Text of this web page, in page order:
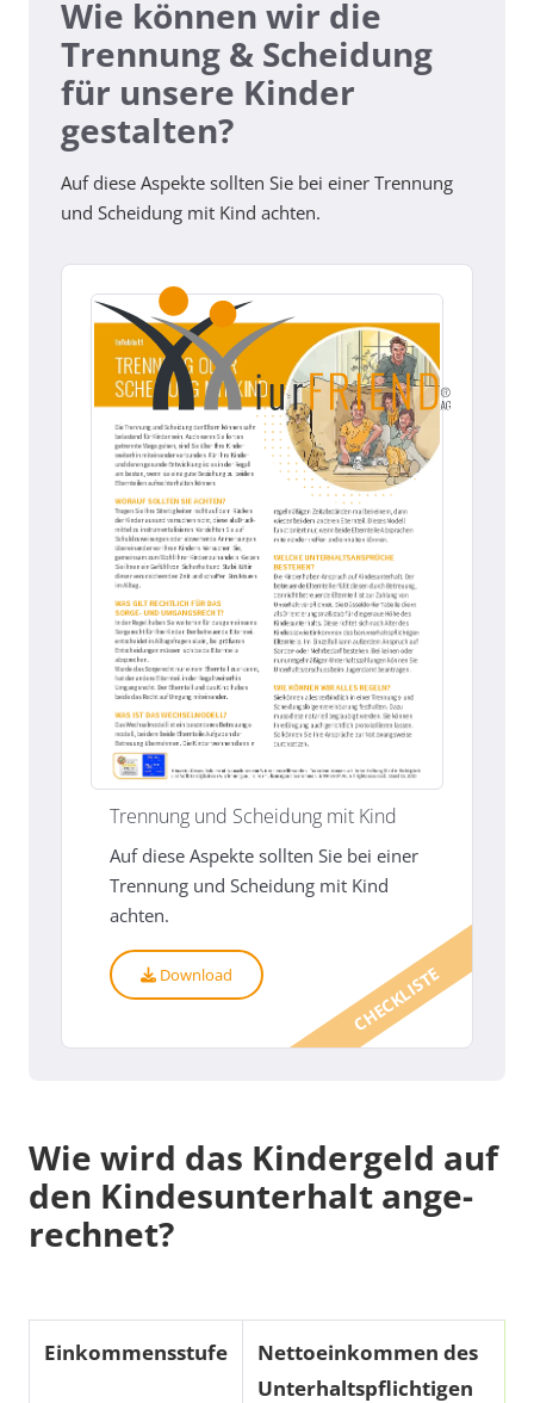
Wie können wir die
Trennung & Scheidung
für unsere Kinder
gestalten?
Auf diese Aspekte sollten Sie bei einer Trennung
und Scheidung mit Kind achten.
CHECKLISTE
Trennung und Scheidung mit Kind
Auf diese Aspekte sollten Sie bei einer
Trennung und Scheidung mit Kind
achten.
Download
Wie wird das Kin­der­geld auf
den Kin­des­un­ter­halt an­ge­
rech­net?
Einkommensstufe
Nettoeinkommen des
Unterhaltspflichtigen